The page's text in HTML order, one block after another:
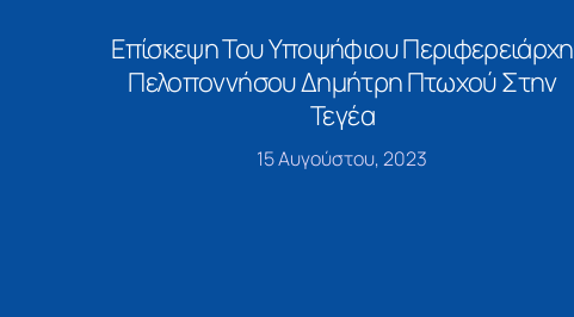
Επίσκεψη Του Υποψήφιου Περιφερειάρχη
Πελοποννήσου Δημήτρη Πτωχού Στην
Τεγέα
15 Αυγούστου, 2023